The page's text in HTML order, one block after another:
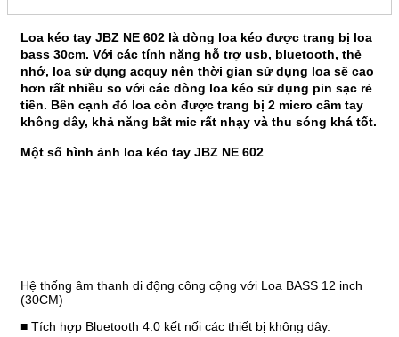
Loa kéo tay JBZ NE 602 là dòng loa kéo được trang bị loa
bass 30cm. Với các tính năng hỗ trợ usb, bluetooth, thẻ
nhớ, loa sử dụng acquy nên thời gian sử dụng loa sẽ cao
hơn rất nhiều so với các dòng loa kéo sử dụng pin sạc rẻ
tiền. Bên cạnh đó loa còn được trang bị 2 micro cầm tay
không dây, khả năng bắt mic rất nhạy và thu sóng khá tốt.
Một số hình ảnh loa kéo tay JBZ NE 602
Hệ thống âm thanh di động công cộng với Loa BASS 12 inch
(30CM)
■ Tích hợp Bluetooth 4.0 kết nối các thiết bị không dây.